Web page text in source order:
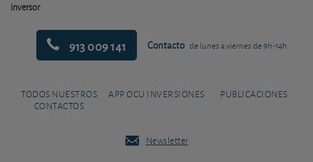
inversor
913 009 141 Contacto de lunes a viernes de 9h-14h
TODOS NUESTROS
CONTACTOS
APP OCU INVERSIONES PUBLICACIONES
Newsletter